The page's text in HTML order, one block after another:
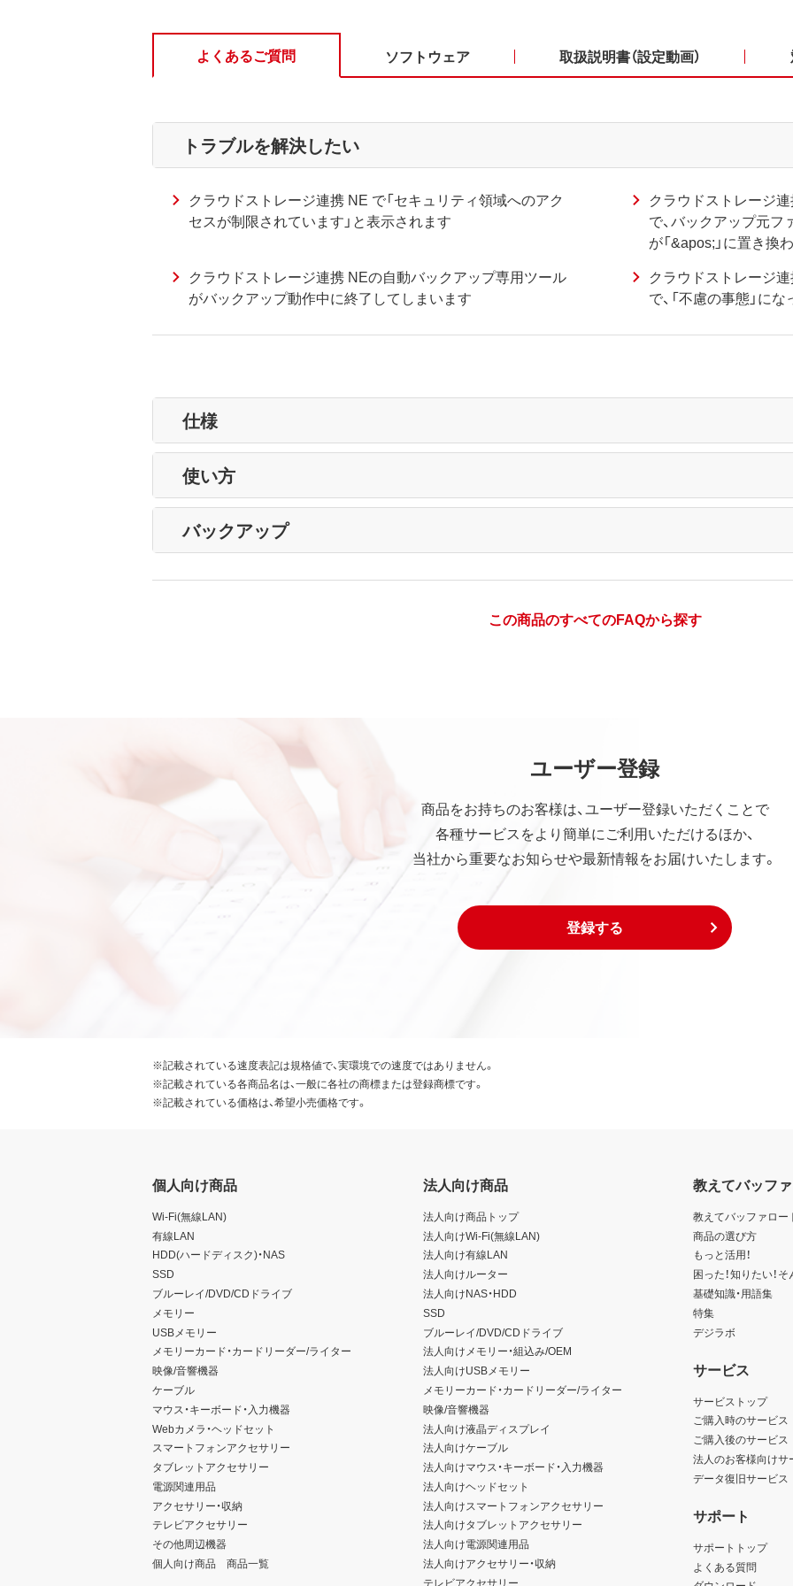
よくあるご質問 ソフトウェア 取扱説明書（設定動画）
トラブルを解決したい
クラウドストレージ連携 NE で「セキュリティ領域へのアク
セスが制限されています」と表示されます
クラウドストレージ
で、バックアップ元
が「&apos;」に置き換
クラウドストレージ連携 NEの自動バックアップ専用ツール
がバックアップ動作中に終了してしまいます
クラウドストレージ
で、「不慮の事態」に
仕様
使い方
バックアップ
この商品のすべてのFAQから探す
ユーザー登録
商品をお持ちのお客様は、ユーザー登録いただくことで
各種サービスをより簡単にご利用いただけるほか、
当社から重要なお知らせや最新情報をお届けいたします。
登録する
※記載されている速度表記は規格値で、実環境での速度ではありません。
※記載されている各商品名は、一般に各社の商標または登録商標です。
※記載されている価格は、希望小売価格です。
個人向け商品
Wi-Fi(無線LAN)
有線LAN
HDD(ハードディスク)・NAS
SSD
ブルーレイ/DVD/CDドライブ
メモリー
USBメモリー
メモリーカード・カードリーダー/ライター
映像/音響機器
ケーブル
マウス・キーボード・入力機器
Webカメラ・ヘッドセット
スマートフォンアクセサリー
タブレットアクセサリー
電源関連用品
アクセサリー・収納
テレビアクセサリー
その他周辺機器
個人向け商品 商品一覧
法人向け商品
法人向け商品トップ
法人向けWi-Fi(無線LAN)
法人向け有線LAN
法人向けルーター
法人向けNAS・HDD
SSD
ブルーレイ/DVD/CDドライブ
法人向けメモリー・組込み/OEM
法人向けUSBメモリー
メモリーカード・カードリーダー/ライター
映像/音響機器
法人向け液晶ディスプレイ
法人向けケーブル
法人向けマウス・キーボード・入力機器
法人向けヘッドセット
法人向けスマートフォンアクセサリー
法人向けタブレットアクセサリー
法人向け電源関連用品
法人向けアクセサリー・収納
テレビアクセサリー
教えてバッフ
教えてバッファロー
商品の選び方
もっと活用！
困った！知りたい！
基礎知識・用語集
特集
デジラボ
サービス
サービストップ
ご購入時のサービス
ご購入後のサービス
法人のお客様向けサ
データ復旧サービス
サポート
サポートトップ
よくある質問